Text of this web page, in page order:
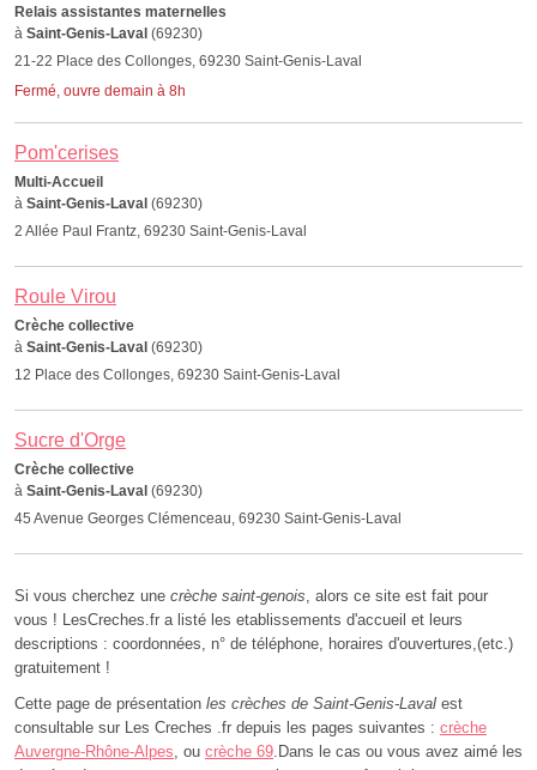
Relais assistantes maternelles
à Saint-Genis-Laval (69230)
21-22 Place des Collonges, 69230 Saint-Genis-Laval
Fermé, ouvre demain à 8h
Pom'cerises
Multi-Accueil
à Saint-Genis-Laval (69230)
2 Allée Paul Frantz, 69230 Saint-Genis-Laval
Roule Virou
Crèche collective
à Saint-Genis-Laval (69230)
12 Place des Collonges, 69230 Saint-Genis-Laval
Sucre d'Orge
Crèche collective
à Saint-Genis-Laval (69230)
45 Avenue Georges Clémenceau, 69230 Saint-Genis-Laval
Si vous cherchez une crèche saint-genois, alors ce site est fait pour
vous ! LesCreches.fr a listé les etablissements d'accueil et leurs
descriptions : coordonnées, n° de téléphone, horaires d'ouvertures,(etc.)
gratuitement !
Cette page de présentation les crèches de Saint-Genis-Laval est
consultable sur Les Creches .fr depuis les pages suivantes : crèche
Auvergne-Rhône-Alpes, ou crèche 69.Dans le cas ou vous avez aimé les